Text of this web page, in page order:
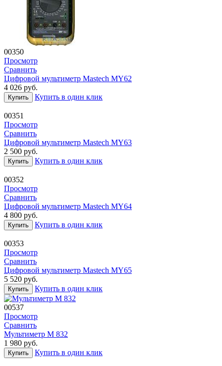
00350
Просмотр
Сравнить
Цифровой мультиметр Mastech MY62
4 026 руб.
Купить Купить в один клик
00351
Просмотр
Сравнить
Цифровой мультиметр Mastech MY63
2 500 руб.
Купить Купить в один клик
00352
Просмотр
Сравнить
Цифровой мультиметр Mastech MY64
4 800 руб.
Купить Купить в один клик
00353
Просмотр
Сравнить
Цифровой мультиметр Mastech MY65
5 520 руб.
Купить Купить в один клик
00537
Просмотр
Сравнить
Мультиметр М 832
1 980 руб.
Купить Купить в один клик